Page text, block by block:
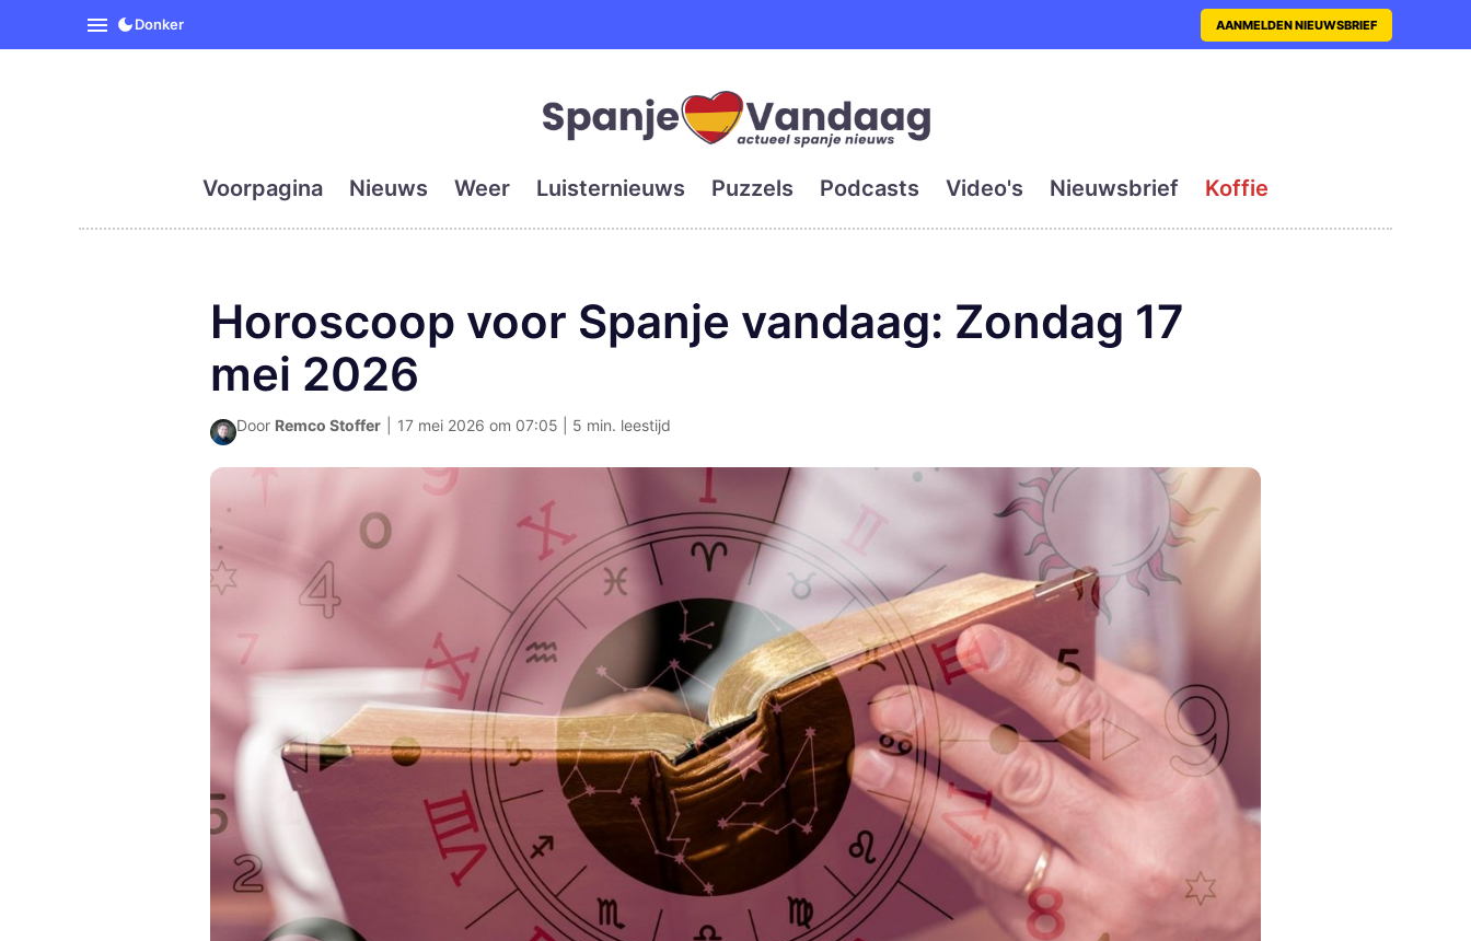
SpanjeVandaag is de eerste en grootste digitale krant met actueel en
Donker AANMELDEN NIEUWSBRIEF
Voorpagina Nieuws Weer Luisternieuws Puzzels Podcasts Video's Nieuwsbrief Koffie
Horoscoop voor Spanje vandaag: Zondag 17
mei 2026
Door Remco Stoffer 17 mei 2026 om 07:05 | 5 min. leestijd